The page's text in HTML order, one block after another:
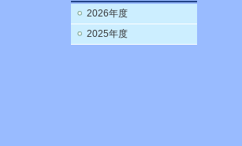
2026年度
2025年度